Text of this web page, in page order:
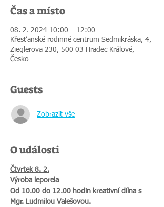
Čas a místo
08. 2. 2024 10:00 – 12:00
Křesťanské rodinné centrum Sedmikráska, 4,
Zieglerova 230, 500 03 Hradec Králové,
Česko
Guests
Zobrazit vše
O události
Čtvrtek 8. 2.
Výroba leporela
Od 10.00 do 12.00 hodin kreativní dílna s
Mgr. Ludmilou Valešovou.